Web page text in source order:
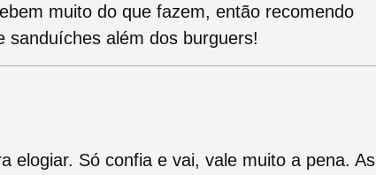
muito do que fazem, então recomendo
sanduíches além dos burguers!
elogiar. Só confia e vai, vale muito a pena. As